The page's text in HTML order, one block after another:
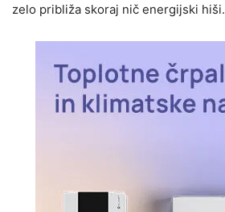
zelo približa skoraj nič energijski hiši.